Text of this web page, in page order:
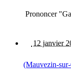
Prononcer
12 janvier
(Mauvezin-